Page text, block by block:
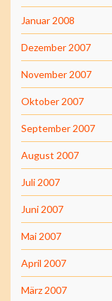
Januar 2008
Dezember 2007
November 2007
Oktober 2007
September 2007
August 2007
Juli 2007
Juni 2007
Mai 2007
April 2007
März 2007